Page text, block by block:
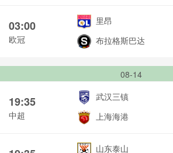
03:00
欧冠
里昂
布拉格斯巴达
08-14
19:35
中超
武汉三镇
上海海港
山东泰山